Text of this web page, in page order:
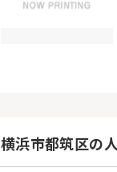
横浜市都筑区の